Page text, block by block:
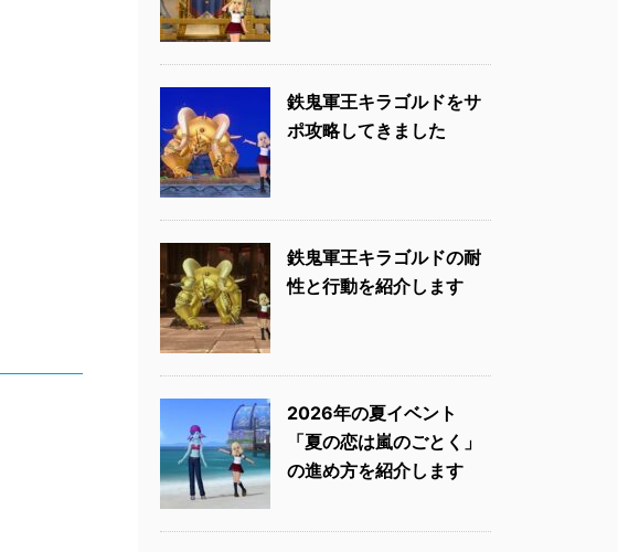
鉄鬼軍王キラゴルドをサ
ポ攻略してきました
鉄鬼軍王キラゴルドの耐
性と行動を紹介します
2026年の夏イベント
「夏の恋は嵐のごとく」
の進め方を紹介します